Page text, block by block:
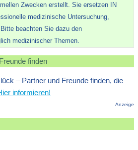
Zwecken erstellt. Sie ersetzen IN
medizinische Untersuchung,
beachten Sie dazu den
medizinischer Themen.
finden
– Partner und Freunde finden, die
informieren!
Anzeige